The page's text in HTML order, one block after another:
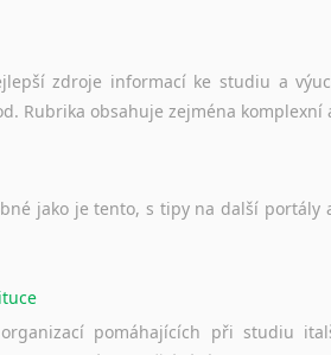
zdroje informací ke studiu a
Rubrika obsahuje zejména komplexní
jako je tento, s tipy na další portály
organizací pomáhajících při studiu